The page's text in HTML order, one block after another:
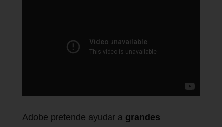
Adobe pretende ayudar a grandes